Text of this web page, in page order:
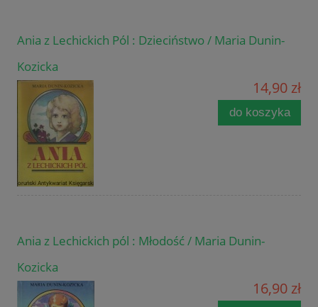
Ania z Lechickich Pól : Dzieciństwo / Maria Dunin-
Kozicka
14,90 zł
do koszyka
Ania z Lechickich pól : Młodość / Maria Dunin-
Kozicka
16,90 zł